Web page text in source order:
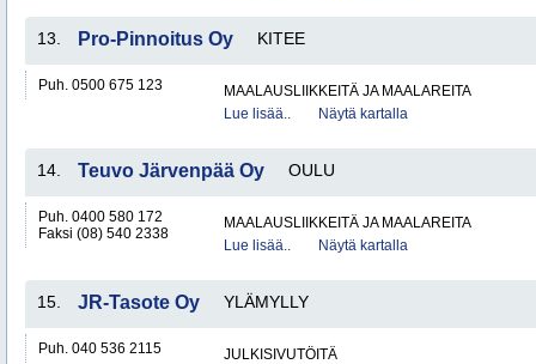
13. Pro-Pinnoitus Oy KITEE
Puh. 0500 675 123
MAALAUSLIIKKEITÄ JA MAALAREITA
Lue lisää..
Näytä kartalla
14. Teuvo Järvenpää Oy OULU
Puh. 0400 580 172
Faksi (08) 540 2338
MAALAUSLIIKKEITÄ JA MAALAREITA
Lue lisää..
Näytä kartalla
15. JR-Tasote Oy YLÄMYLLY
Puh. 040 536 2115
JULKISIVUTÖITÄ